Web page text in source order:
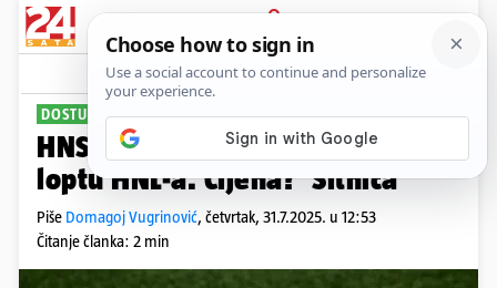
PRIJAVA
Sport Komentari
DOSTUPNA U PRODAJI
HNS predstavio novu službenu
loptu HNL-a. Cijena? 'Sitnica'
Piše Domagoj Vugrinović, četvrtak, 31.7.2025. u 12:53
Čitanje članka: 2 min